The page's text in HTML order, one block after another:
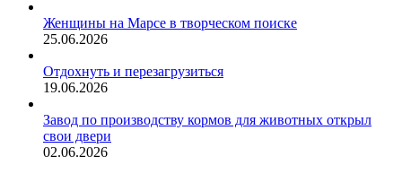
Женщины на Марсе в творческом поиске
25.06.2026
Отдохнуть и перезагрузиться
19.06.2026
Завод по производству кормов для животных открыл
свои двери
02.06.2026